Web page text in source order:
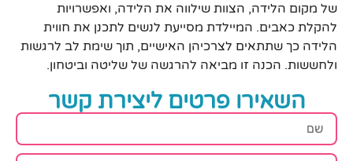
של מקום הלידה, הצוות שילווה את הלידה, ואפשרויות
להקלת כאבים. המיילדת מסייעת לנשים לתכנן את חווית
הלידה כך שתתאים לצרכיהן האישיים, תוך שימת לב לרגשות
ולחששות. הכנה זו מביאה להרגשה של שליטה וביטחון.
השאירו פרטים ליצירת קשר